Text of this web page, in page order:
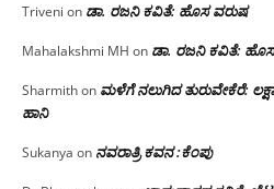
Triveni on ಡಾ. ರಜನಿ ಕವಿತೆ: ಹೊಸ ವರುಷ
Mahalakshmi MH on ಡಾ. ರಜನಿ ಕವಿತೆ:
Sharmithon ಮಳೆಗೆ ನಲುಗಿದ ತುರುವೇಕೆರೆ:
ಹಾನಿ
Sukanya on ನವರಾತ್ರಿ ಕವನ :ಕೆಂಪು